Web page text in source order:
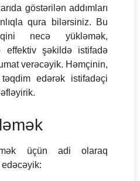
göstərilən addımları
qura bilərsiniz. Bu
necə yükləmək,
effektiv şəkildə istifadə
verəcəyik. Həmçinin,
edərək istifadəçi
üçün adi olaraq
edəcəyik: